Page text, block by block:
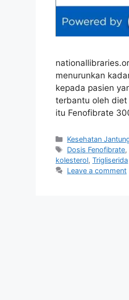
menurunkan
kepada pasien
terbantu oleh diet
itu Fenofibrate
Categories
Kesehatan
Tags
Dosis Fenofibrate,
kolesterol, Trigliserida
Leave a comment